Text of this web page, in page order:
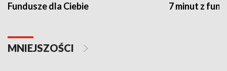
Fundusze dla Ciebie 7 minut z
MNIEJSZOŚCI